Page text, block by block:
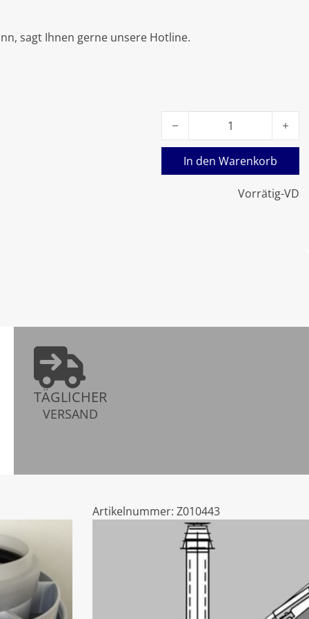
sagt Ihnen gerne unsere Hotline.
Vorrätig-VD
Viessmann LON-
In den Warenkorb
TÄGLICHER
VERSAND
Artikelnummer:Z010443